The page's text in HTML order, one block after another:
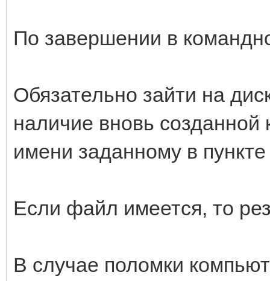
По завершении в
Обязательно зайти на
наличие вновь
имени заданному в
Если файл имеется, то
В случае поломки